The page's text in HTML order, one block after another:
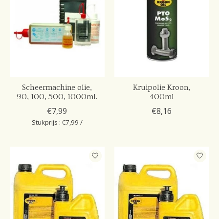
Scheermachine olie,
90, 100, 500, 1000ml.
€7,99
Stukprijs : €7,99 /
Kruipolie Kroon,
400ml
€8,16